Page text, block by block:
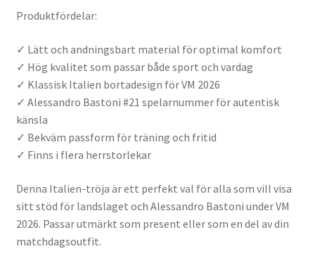
Produktfördelar:
✓ Lätt och andningsbart material för optimal komfort
✓ Hög kvalitet som passar både sport och vardag
✓ Klassisk Italien bortadesign för VM 2026
✓ Alessandro Bastoni #21 spelarnummer för autentisk
känsla
✓ Bekväm passform för träning och fritid
✓ Finns i flera herrstorlekar
Denna Italien-tröja är ett perfekt val för alla som vill visa
sitt stöd för landslaget och Alessandro Bastoni under VM
2026. Passar utmärkt som present eller som en del av din
matchdagsoutfit.